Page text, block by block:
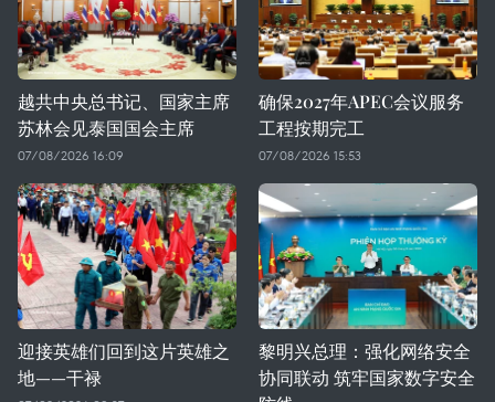
越共中央总书记、国家主席
苏林会见泰国国会主席
07/08/2026 16:09
确保2027年APEC会议服务
工程按期完工
07/08/2026 15:53
迎接英雄们回到这片英雄之
地——干禄
黎明兴总理：强化网络安全
协同联动 筑牢国家数字安全